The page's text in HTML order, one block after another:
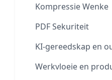
Kompressie Wenke
PDF Sekuriteit
KI-gereedskap en
Werkvloeie en